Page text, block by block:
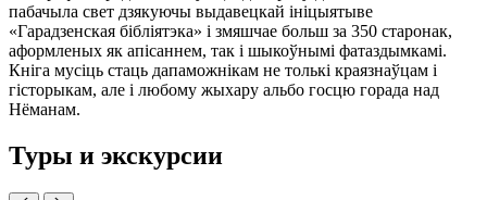
пабачыла свет дзякуючы выдавецкай ініцыятыве
«Гарадзенская бібліятэка» і змяшчае больш за 350 старонак,
аформленых як апісаннем, так і шыкоўнымі фатаздымкамі.
Кніга мусіць стаць дапаможнікам не толькі краязнаўцам і
гісторыкам, але і любому жыхару альбо госцю горада над
Нёманам.
Туры и экскурсии